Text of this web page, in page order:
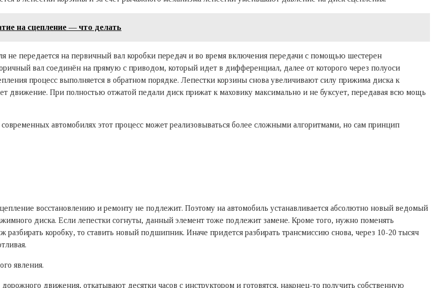
на сцепление — что делать
передается на первичный вал коробки передач и во время включения передачи с помощью шестерен
вал соединён на прямую с приводом, который идет в дифференциал, далее от которого через полуоси
процесс выполняется в обратном порядке. Лепестки корзины снова увеличивают силу прижима диска к
движение. При полностью отжатой педали диск прижат к маховику максимально и не буксует, передавая всю мощь
автомобилях этот процесс может реализовываться более сложными алгоритмами, но сам принцип
восстановлению и ремонту не подлежит. Поэтому на автомобиль устанавливается абсолютно новый ведомый
диска. Если лепестки согнуты, данный элемент тоже подлежит замене. Кроме того, нужно поменять
коробку, то ставить новый подшипник. Иначе придется разбирать трансмиссию снова, через 10-20 тысяч
явления.
движения, откатывают десятки часов с инструктором и готовятся, наконец-то получить собственную